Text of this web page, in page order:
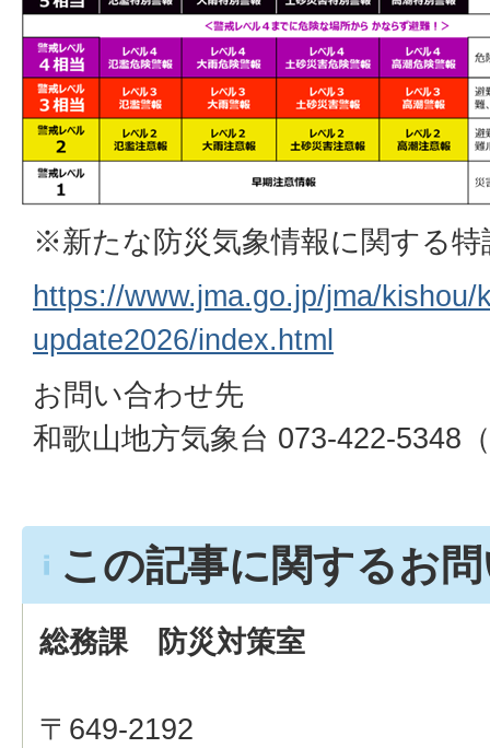
※新たな防災気象情報に関する特
https://www.jma.go.jp/jma/
update2026/index.html
お問い合わせ先
和歌山地方気象台 073-422-5348
この記事に関するお
総務課 防災対策室
〒649-2192